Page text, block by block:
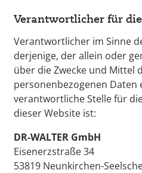
Verantwortlicher für
Verantwortlicher im Sinne
derjenige, der allein oder
über die Zwecke und Mittel
personenbezogenen Daten
verantwortliche Stelle für
dieser Website ist:
DR-WALTER GmbH
Eisenerzstraße 34
53819 Neunkirchen-